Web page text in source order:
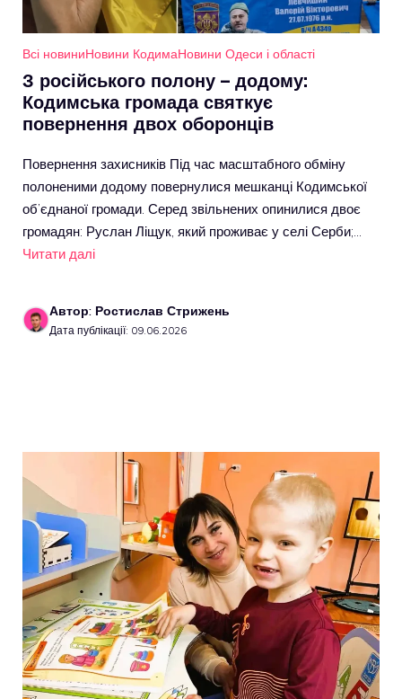
Всі новиниНовини КодимаНовини Одеси і області
З російського полону – додому:
Кодимська громада святкує
повернення двох оборонців
Повернення захисників Під час масштабного обміну
полоненими додому повернулися мешканці Кодимської
об’єднаної громади. Серед звільнених опинилися двоє
громадян: Руслан Ліщук, який проживає у селі Серби;…
Читати далі
Автор: Ростислав Стрижень
Дата публікації: 09.06.2026